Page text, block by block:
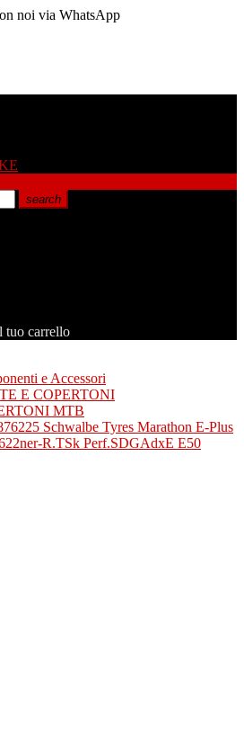
noi via WhatsApp
search
tuo carrello
e Accessori
E COPERTONI
MTB
Schwalbe Tyres Marathon E-Plus
R.TSk Perf.SDGAdxE E50